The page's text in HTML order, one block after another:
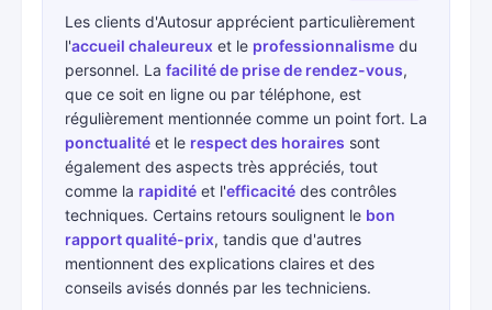
Les clients d'Autosur apprécient particulièrement
l'accueil chaleureux et le professionnalisme du
personnel. La facilité de prise de rendez-vous,
que ce soit en ligne ou par téléphone, est
régulièrement mentionnée comme un point fort. La
ponctualité et le respect des horaires sont
également des aspects très appréciés, tout
comme la rapidité et l'efficacité des contrôles
techniques. Certains retours soulignent le bon
rapport qualité-prix, tandis que d'autres
mentionnent des explications claires et des
conseils avisés donnés par les techniciens.